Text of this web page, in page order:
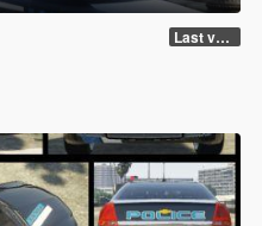
Last version